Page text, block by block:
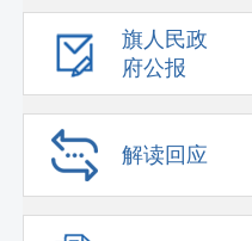
旗人民政
府公报
解读回应